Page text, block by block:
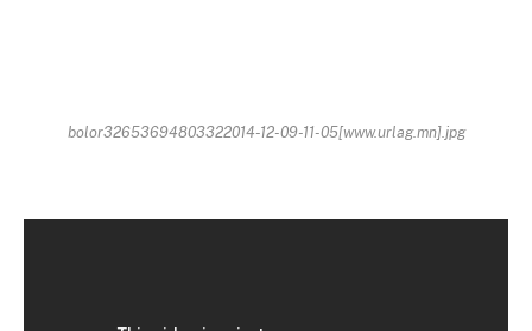
bolor32653694803322014-12-09-11-05[www.urlag.mn].jpg